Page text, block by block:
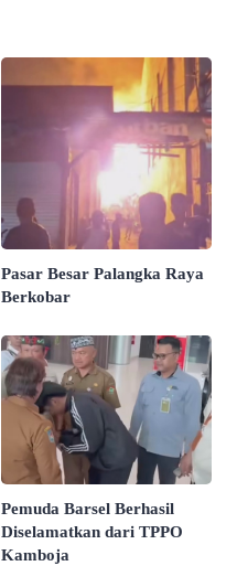
Pasar Besar Palangka Raya
Berkobar
Pemuda Barsel Berhasil
Diselamatkan dari TPPO
Kamboja